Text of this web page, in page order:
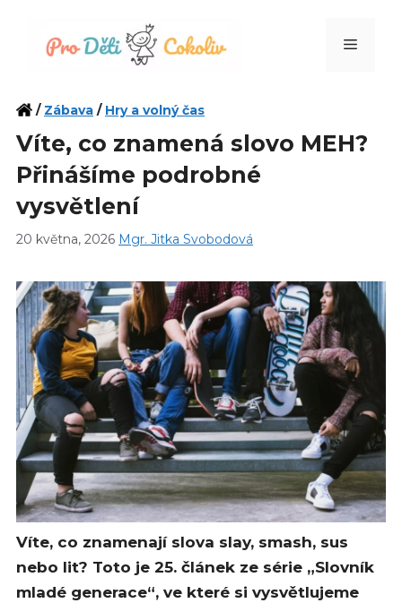
Menu
/ Zábava / Hry a volný čas
Víte, co znamená slovo MEH?
Přinášíme podrobné
vysvětlení
20 května, 2026 Mgr. Jitka Svobodová
Víte, co znamenají slova slay, smash, sus
nebo lit? Toto je 25. článek ze série „Slovník
mladé generace“, ve které si vysvětlujeme